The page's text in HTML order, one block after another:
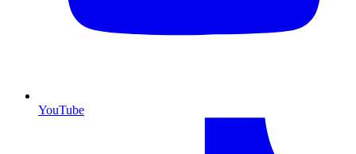
YouTube